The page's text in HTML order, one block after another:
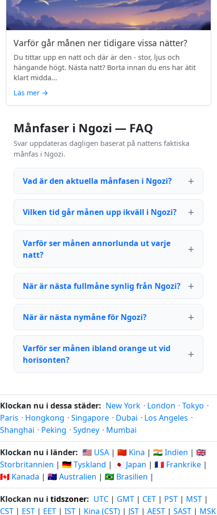
Varför går månen ner tidigare vissa nätter?
Du tittar upp en natt och där är den - stor, ljus och
hängande högt. Nästa natt? Borta innan du ens har ätit
klart midda...
Läs mer →
Månfaser i Ngozi — FAQ
Svar uppdateras dagligen baserat på nattens faktiska
månfas i Ngozi.
Vad är den aktuella månfasen i Ngozi?
Vilken tid går månen upp ikväll i Ngozi?
Varför ser månen annorlunda ut varje
natt?
När är nästa fullmåne synlig från Ngozi?
När är nästa nymåne för Ngozi?
Varför ser månen ibland orange ut vid
horisonten?
Klockan nu i dessa städer: New York · London · Tokyo ·
Paris · Hongkong · Singapore · Dubai · Los Angeles ·
Shanghai · Peking · Sydney · Mumbai
Klockan nu i länder: 🇺🇸 USA | 🇨🇳 Kina | 🇮🇳 Indien | 🇬🇧
Storbritannien | 🇩🇪 Tyskland | 🇯🇵 Japan | 🇫🇷 Frankrike |
🇨🇦 Kanada | 🇦🇺 Australien | 🇧🇷 Brasilien |
Klockan nu i tidszoner: UTC | GMT | CET | PST | MST |
CST | EST | EET | IST | Kina (CST) | JST | AEST | SAST | MSK